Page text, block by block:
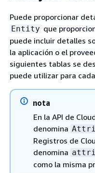
Puede proporcionar
Entity que
puede incluir detalles
la aplicación o el
siguientes tablas se
puede utilizar para
nota
En la API de
denomina
Registros de
denomina
como la misma